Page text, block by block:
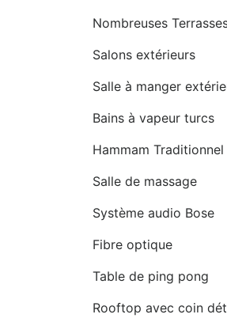
Nombreuses
Salons extérieurs
Salle à manger
Bains à vapeur turcs
Hammam Traditionnel
Salle de massage
Système audio Bose
Fibre optique
Table de ping pong
Rooftop avec coin